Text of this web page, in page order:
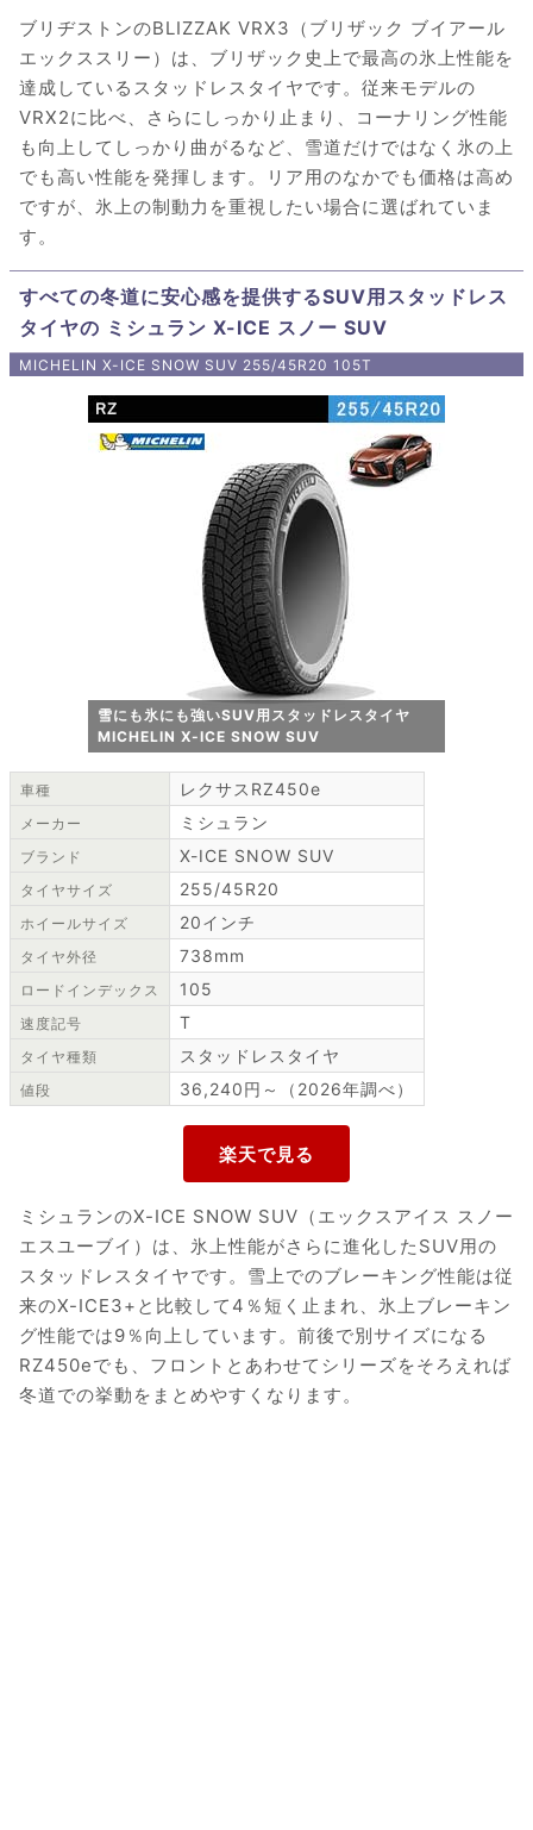
ブリヂストンのBLIZZAK VRX3（ブリザック ブイアール
エックススリー）は、ブリザック史上で最高の氷上性能を
達成しているスタッドレスタイヤです。従来モデルの
VRX2に比べ、さらにしっかり止まり、コーナリング性能
も向上してしっかり曲がるなど、雪道だけではなく氷の上
でも高い性能を発揮します。リア用のなかでも価格は高め
ですが、氷上の制動力を重視したい場合に選ばれていま
す。
すべての冬道に安心感を提供するSUV用スタッドレス
タイヤの ミシュラン X-ICE スノー SUV
MICHELIN X-ICE SNOW SUV 255/45R20 105T
雪にも氷にも強いSUV用スタッドレスタイヤ
MICHELIN X-ICE SNOW SUV
車種 レクサスRZ450e
メーカー ミシュラン
ブランド X-ICE SNOW SUV
タイヤサイズ 255/45R20
ホイールサイズ 20インチ
タイヤ外径 738mm
ロードインデックス 105
速度記号 T
タイヤ種類 スタッドレスタイヤ
値段 36,240円～（2026年調べ）
ミシュランのX-ICE SNOW SUV（エックスアイス スノー
エスユーブイ）は、氷上性能がさらに進化したSUV用の
スタッドレスタイヤです。雪上でのブレーキング性能は従
来のX-ICE3+と比較して4％短く止まれ、氷上ブレーキン
グ性能では9％向上しています。前後で別サイズになる
RZ450eでも、フロントとあわせてシリーズをそろえれば
冬道での挙動をまとめやすくなります。